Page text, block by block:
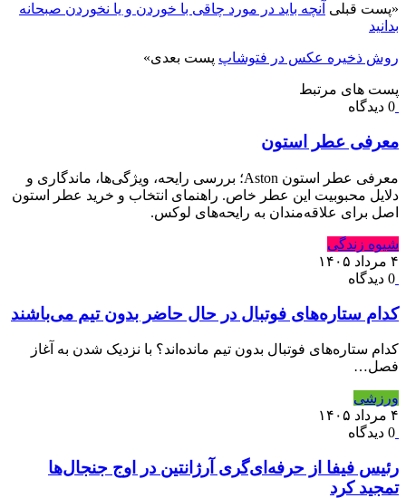
«پست قبلی آنچه باید در مورد چاقی با خوردن و یا نخوردن صبحانه
بدانید
روش ذخیره عکس در فتوشاپ پست بعدی»
پست های مرتبط
0 دیدگاه
معرفی عطر استون
معرفی عطر استون Aston؛ بررسی رایحه، ویژگی‌ها، ماندگاری و
دلایل محبوبیت این عطر خاص. راهنمای انتخاب و خرید عطر استون
اصل برای علاقه‌مندان به رایحه‌های لوکس.
شیوه زندگی
۴ مرداد ۱۴۰۵
0 دیدگاه
کدام ستاره‌های فوتبال در حال حاضر بدون تیم می‌باشند
کدام ستاره‌های فوتبال بدون تیم مانده‌اند؟ با نزدیک شدن به آغاز
فصل…
ورزشی
۴ مرداد ۱۴۰۵
0 دیدگاه
رئیس فیفا از حرفه‌ای‌گری آرژانتین در اوج جنجال‌ها
تمجید کرد